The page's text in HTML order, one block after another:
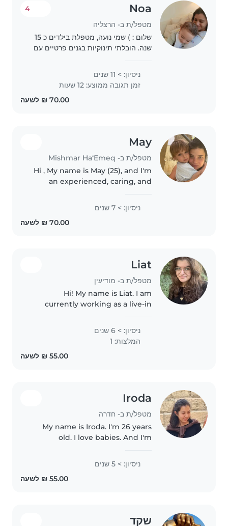
Noa
מטפל/ת ב- הרצליה
4
שלום : ) שמי נועה, מטפלת בילדים כ 15
שנה. הובלתי תינוקיות בגנים פרטיים עם
הוליסטית, אוהבת וחמה. מאוד אוהבת
ילדים..
ניסיון: > 11 שנים
זמן תגובה ממוצע: 12 שעות
May
מטפל/ת ב- Mishmar Ha‘Emeq
Hi , My name is May (25), and I'm
an experienced, caring, and
care and education. I'm looking
for a wonderful family to..
ניסיון: > 7 שנים
Liat
מטפל/ת ב- מודיעין
Hi! My name is Liat. I am
currently working as a live-in
another job until I begin Sherut
Leumi at the end of August. I am
ניסיון: > 6 שנים
המלצות: 1
Iroda
מטפל/ת ב- חדרה
My name is Iroda. I'm 26 years
old. I love babies. And I'm
ניסיון: > 5 שנים
שקד